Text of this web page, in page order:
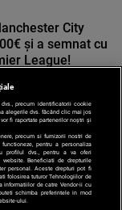
City
și a semnat cu
League!
precum identificatorii cookie
alegerile dvs. făcând clic mai jos
fi raportate partenerilor noștri și
precum si furnizorii nostri de
pentru a personaliza
profilul dvs., pentru a va oferi
Beneficiati de drepturile
personal. Aceste drepturi pot fi
folosirea tuturor Tehnologiilor de
de catre Vendor-ii cu
schimba preferintele in mod
ului.